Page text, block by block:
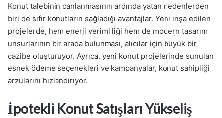
Konut talebinin canlanmasının ardında yatan nedenlerden
biri de sıfır konutların sağladığı avantajlar. Yeni inşa edilen
projelerde, hem enerji verimliliği hem de modern tasarım
unsurlarının bir arada bulunması, alıcılar için büyük bir
cazibe oluşturuyor. Ayrıca, yeni konut projelerinde sunulan
esnek ödeme seçenekleri ve kampanyalar, konut sahipliği
arzularını hızlandırıyor.
İpotekli Konut Satışları Yükseliş